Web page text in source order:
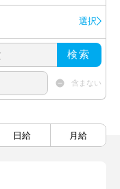
選択
検索
含まない
日給 月給